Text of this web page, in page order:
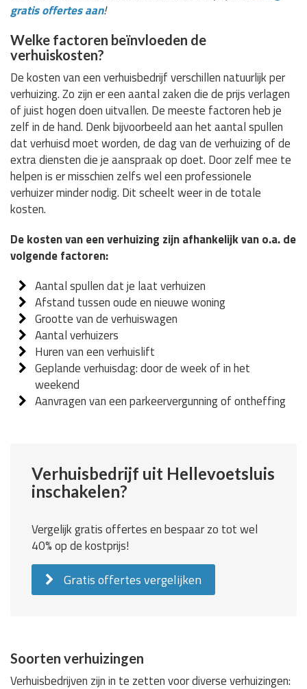
gratis offertes aan!
Welke factoren beïnvloeden de
verhuiskosten?
De kosten van een verhuisbedrijf verschillen natuurlijk per
verhuizing. Zo zijn er een aantal zaken die de prijs verlagen
of juist hogen doen uitvallen. De meeste factoren heb je
zelf in de hand. Denk bijvoorbeeld aan het aantal spullen
dat verhuisd moet worden, de dag van de verhuizing of de
extra diensten die je aanspraak op doet. Door zelf mee te
helpen is er misschien zelfs wel een professionele
verhuizer minder nodig. Dit scheelt weer in de totale
kosten.
De kosten van een verhuizing zijn afhankelijk van o.a. de
volgende factoren:
Aantal spullen dat je laat verhuizen
Afstand tussen oude en nieuwe woning
Grootte van de verhuiswagen
Aantal verhuizers
Huren van een verhuislift
Geplande verhuisdag: door de week of in het
weekend
Aanvragen van een parkeervergunning of ontheffing
Verhuisbedrijf uit Hellevoetsluis
inschakelen?
Vergelijk gratis offertes en bespaar zo tot wel
40% op de kostprijs!
Gratis offertes vergelijken
Soorten verhuizingen
Verhuisbedrijven zijn in te zetten voor diverse verhuizingen: